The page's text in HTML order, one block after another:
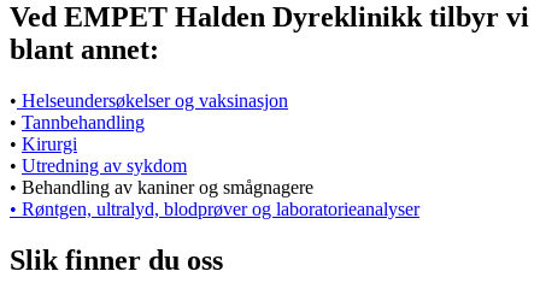
Ved EMPET Halden Dyreklinikk tilbyr vi
blant annet:
• Helseundersøkelser og vaksinasjon
• Tannbehandling
• Kirurgi
• Utredning av sykdom
• Behandling av kaniner og smågnagere
• Røntgen, ultralyd, blodprøver og laboratorieanalyser
Slik finner du oss